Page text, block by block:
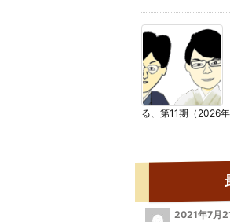
る、第11期（2026
2021年7月